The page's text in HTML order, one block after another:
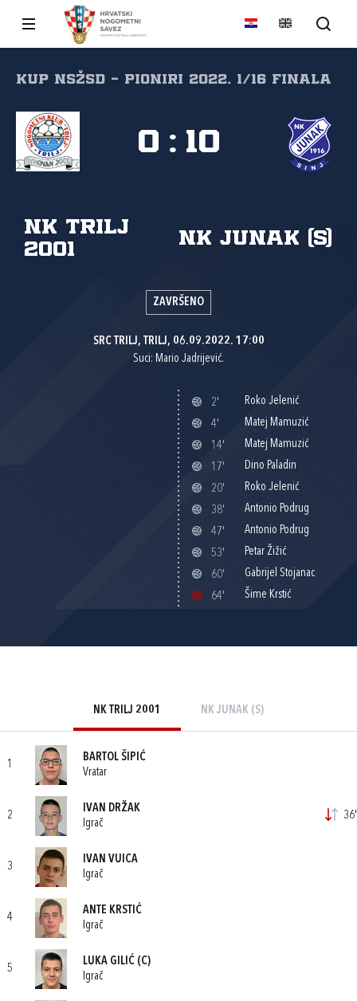
Kup NSŽSD - pioniri 2022, 1/16 finala
NK Trilj
2001
NK Junak (S)
0 : 10
ZAVRŠENO
SRC TRILJ, TRILJ, 06.09.2022. 17:00
Suci: Mario Jadrijević.
2'
Roko Jelenić
4'
Matej Mamuzić
14'
Matej Mamuzić
17'
Dino Paladin
20'
Roko Jelenić
38'
Antonio Podrug
47'
Antonio Podrug
53'
Petar Žižić
60'
Gabrijel Stojanac
64'
Šime Krstić
NK TRILJ 2001 NK JUNAK (S)
1
BARTOL ŠIPIĆ
Vratar
2
IVAN DRŽAK
Igrač
36'
3
IVAN VUICA
Igrač
4
ANTE KRSTIĆ
Igrač
5
LUKA GILIĆ (C)
Igrač